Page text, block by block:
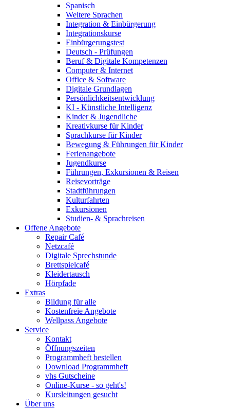
Spanisch
Weitere Sprachen
Integration & Einbürgerung
Integrationskurse
Einbürgerungstest
Deutsch - Prüfungen
Beruf & Digitale Kompetenzen
Computer & Internet
Office & Software
Digitale Grundlagen
Persönlichkeitsentwicklung
KI - Künstliche Intelligenz
Kinder & Jugendliche
Kreativkurse für Kinder
Sprachkurse für Kinder
Bewegung & Führungen für Kinder
Ferienangebote
Jugendkurse
Führungen, Exkursionen & Reisen
Reisevorträge
Stadtführungen
Kulturfahrten
Exkursionen
Studien- & Sprachreisen
Offene Angebote
Repair Café
Netzcafé
Digitale Sprechstunde
Brettspielcafé
Kleidertausch
Hörpfade
Extras
Bildung für alle
Kostenfreie Angebote
Wellpass Angebote
Service
Kontakt
Öffnungszeiten
Programmheft bestellen
Download Programmheft
vhs Gutscheine
Online-Kurse - so geht's!
Kursleitungen gesucht
Über uns